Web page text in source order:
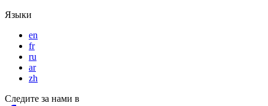
Языки
en
fr
ru
ar
zh
Следите за нами в